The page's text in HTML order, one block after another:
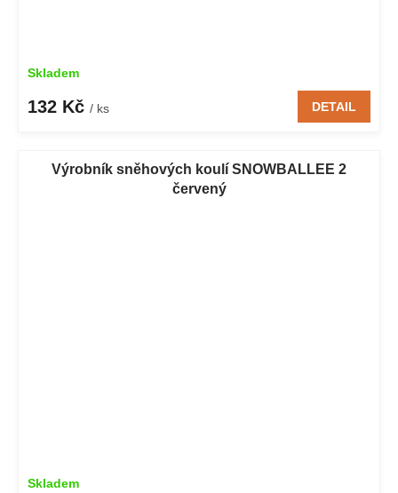
Skladem
132 Kč / ks DETAIL
Výrobník sněhových koulí SNOWBALLEE 2
červený
Skladem